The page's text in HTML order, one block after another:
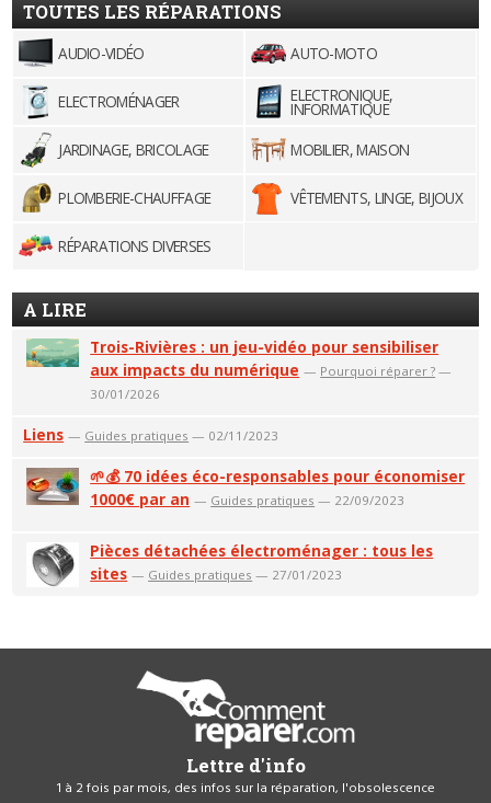
TOUTES LES RÉPARATIONS
AUDIO-VIDÉO AUTO-MOTO
ELECTROMÉNAGER ELECTRONIQUE,
INFORMATIQUE
JARDINAGE, BRICOLAGE
MOBILIER, MAISON
PLOMBERIE-CHAUFFAGE VÊTEMENTS, LINGE, BIJOUX
RÉPARATIONS DIVERSES
A LIRE
Trois-Rivières : un jeu-vidéo pour sensibiliser
aux impacts du numérique — Pourquoi réparer ? —
30/01/2026
Liens — Guides pratiques — 02/11/2023
🌱💰 70 idées éco-responsables pour économiser
1000€ par an — Guides pratiques — 22/09/2023
Pièces détachées électroménager : tous les
sites — Guides pratiques — 27/01/2023
Lettre d'info
1 à 2 fois par mois, des infos sur la réparation, l'obsolescence